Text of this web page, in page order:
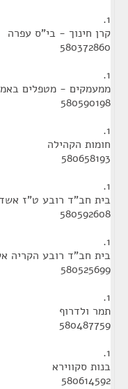
1.
קרן חינוך - בי"ס עפרה
580372860
1.
ממעמקים - מטפלים
580590198
1.
חומות הקהילה
580658193
1.
בית חב"ד רובע ט"ז
580592608
1.
בית חב"ד רובע הקריה
580525699
1.
תמר ולדרוף
580487759
1.
בנות סקווירא
580614592